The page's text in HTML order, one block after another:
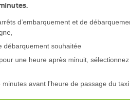
d’embarquement et de
débarquement souhaitée
une heure après minuit,
avant l’heure de passage du taxi